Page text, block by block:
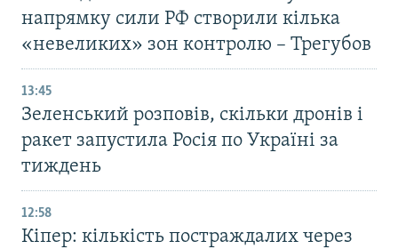
напрямку сили РФ створили кілька
«невеликих» зон контролю – Трегубов
13:45
Зеленський розповів, скільки дронів і
ракет запустила Росія по Україні за
тиждень
12:58
Кіпер: кількість постраждалих через